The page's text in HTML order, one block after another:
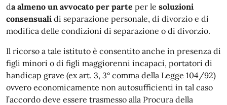
da almeno un avvocato per parte per le soluzioni
consensuali di separazione personale, di divorzio e di
modifica delle condizioni di separazione o di divorzio.
Il ricorso a tale istituto è consentito anche in presenza di
figli minori o di figli maggiorenni incapaci, portatori di
handicap grave (ex art. 3, 3° comma della Legge 104/92)
ovvero economicamente non autosufficienti in tal caso
l’accordo deve essere trasmesso alla Procura della